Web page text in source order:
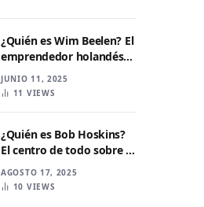
¿Quién es Wim Beelen? El
emprendedor holandés
que revoluciona los
residuos y los superyates
JUNIO 11, 2025
11 VIEWS
¿Quién es Bob Hoskins?
El centro de todo sobre el
actor y director de cine
AGOSTO 17, 2025
10 VIEWS